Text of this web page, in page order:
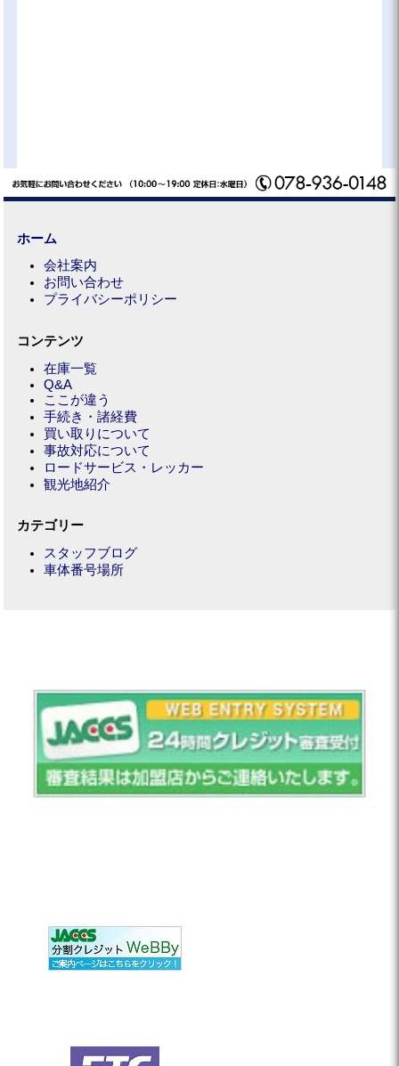
ホーム
会社案内
お問い合わせ
プライバシーポリシー
コンテンツ
在庫一覧
Q&A
ここが違う
手続き・諸経費
買い取りについて
事故対応について
ロードサービス・レッカー
観光地紹介
カテゴリー
スタッフブログ
車体番号場所